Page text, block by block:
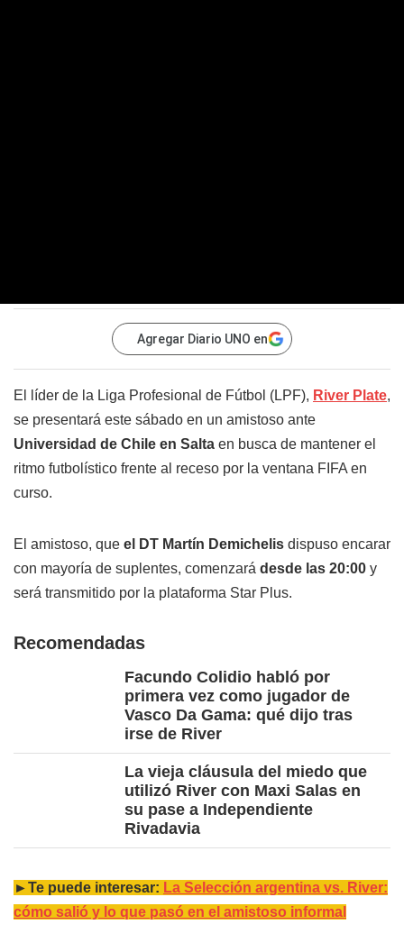
Agregar Diario UNO en
El líder de la Liga Profesional de Fútbol (LPF), River Plate,
se presentará este sábado en un amistoso ante
Universidad de Chile en Salta en busca de mantener el
ritmo futbolístico frente al receso por la ventana FIFA en
curso.
El amistoso, que el DT Martín Demichelis dispuso encarar
con mayoría de suplentes, comenzará desde las 20:00 y
será transmitido por la plataforma Star Plus.
Recomendadas
Facundo Colidio habló por
primera vez como jugador de
Vasco Da Gama: qué dijo tras
irse de River
La vieja cláusula del miedo que
utilizó River con Maxi Salas en
su pase a Independiente
Rivadavia
►Te puede interesar: La Selección argentina vs. River:
cómo salió y lo que pasó en el amistoso informal